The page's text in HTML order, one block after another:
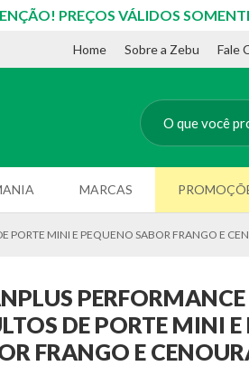
PREÇOS VÁLIDOS
Home Sobre a Zebu Fale
MARCAS
PORTE MINI E PEQUENO SABOR FRANGO E
DE PORTE MINI E
FRANGO E